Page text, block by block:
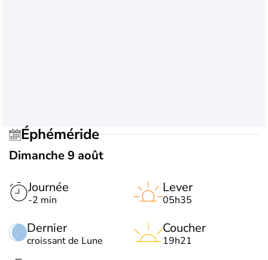
Éphéméride
Dimanche 9 août
Journée
-2 min
Dernier
croissant de Lune
Lever
05h35
Coucher
19h21